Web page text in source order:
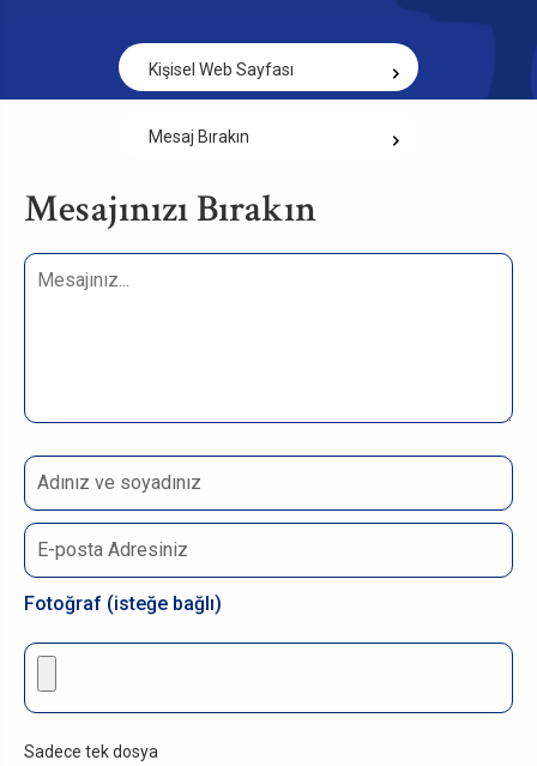
Kişisel Web Sayfası
Mesaj Bırakın
Mesajınızı Bırakın
Fotoğraf (isteğe bağlı)
Sadece tek dosya